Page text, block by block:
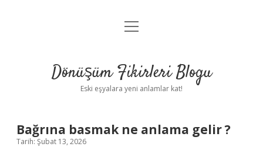
Anasayfa
Yasal Uyarı
menüyü
Dönüşüm Fikirleri Blogu
Eski eşyalara yeni anlamlar kat!
Bağrına basmak ne anlama gelir ?
Tarih: Şubat 13, 2026